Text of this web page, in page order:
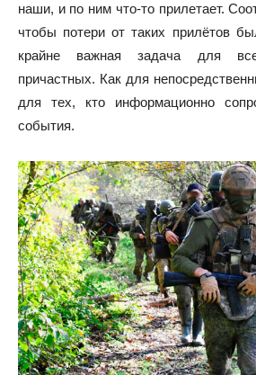
наши, и по ним что-то прилетает.
чтобы потери от таких прилётов
крайне важная задача для
причастных. Как для
для тех, кто информационно
события.